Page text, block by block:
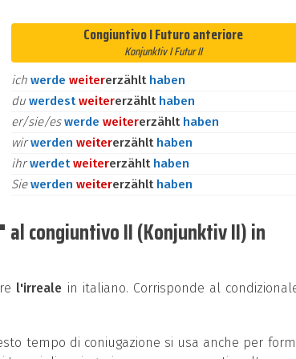
Congiuntivo I Futuro anteriore
Konjunktiv I Futur II
ich werde weitererzählt haben
du werdestweitererzählt haben
er/sie/eswerde weitererzählt haben
wirwerden weitererzählt haben
ihrwerdetweitererzählt haben
Siewerden weitererzählt haben
congiuntivo II (Konjunktiv II) in
l'irreale in italiano. Corrisponde al
tempo di coniugazione si usa anche per